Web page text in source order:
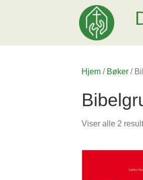
Hjem / Bøker /
Viser alle 2